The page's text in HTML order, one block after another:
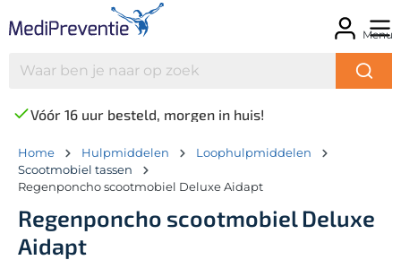
Menu
Vóór 16 uur besteld, morgen in huis!
Home Hulpmiddelen
Loophulpmiddelen
Scootmobiel tassen
Regenponcho scootmobiel Deluxe Aidapt
Regenponcho scootmobiel Deluxe
Aidapt